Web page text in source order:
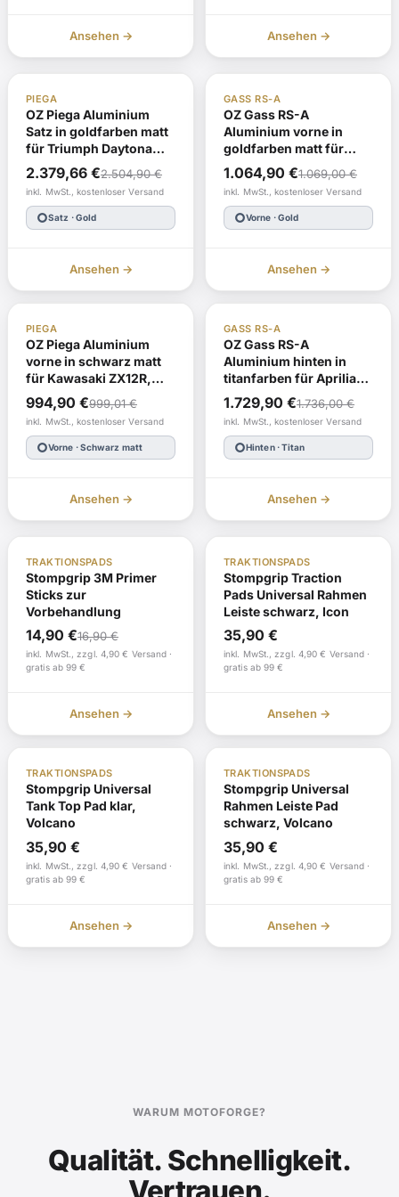
Ansehen → Ansehen →
JASO
PIEGA
OZ Piega Aluminium
Satz in goldfarben matt
für Triumph Daytona
675, D67LC, 2006-2012
und Street Triple R,
D67LD, 2007-2012
2.504,90€
2.379,66 €
inkl. MwSt., kostenloser Versand
trip_originSatz · Gold
Ansehen →
GASS RS-A
OZ Gass RS-A
Aluminium vorne in
goldfarben matt für
Kawasaki ZX6R Ninja,
2007-2021 und ZX10R
Ninja, 2006-2015
1.069,00€
Ursprünglicher
Preis
war:
1.069,00 €
1.064,90 €
Aktueller
Preis
ist:
1.064,90 €.
inkl. MwSt., kostenloser Versand
trip_originVorne · Gold
Ansehen →
PIEGA
OZ Piega Aluminium
vorne in schwarz matt
für Kawasaki ZX12R,
ZXT20A, 2000-2006
999,01€
Ursprünglicher
Preis
war:
999,01 €
994,90 €
Aktueller
Preis
ist:
994,90 €.
inkl. MwSt., kostenloser Versand
trip_originVorne · Schwarz matt
Ansehen →
GASS RS-A
OZ Gass RS-A
Aluminium hinten in
titanfarben für Aprilia
RSV1000(R) (Factory),
2001-2009 und Tuono
1000 R, 2006-2011
1.736,00€
Ursprünglicher
Preis
war:
1.736,00 €
1.729,90 €
Aktueller
Preis
ist:
1.729,90 €.
inkl. MwSt., kostenloser Versand
trip_originHinten · Titan
Ansehen →
TRAKTIONSPADS
Stompgrip 3M Primer
Sticks zur
Vorbehandlung
16,90€
Ursprünglicher
Preis
war:
14,90 €
Aktueller
Preis
ist:
inkl. MwSt., zzgl. 4,90 € Versand ·
gratis ab 99 €
Ansehen →
TRAKTIONSPADS
Stompgrip Traction
Pads Universal Rahmen
Leiste schwarz, Icon
35,90 €
inkl. MwSt., zzgl. 4,90 € Versand ·
gratis ab 99 €
Ansehen →
TRAKTIONSPADS
Stompgrip Universal
Tank Top Pad klar,
Volcano
35,90 €
inkl. MwSt., zzgl. 4,90 € Versand ·
gratis ab 99 €
Ansehen →
TRAKTIONSPADS
Stompgrip Universal
Rahmen Leiste Pad
schwarz, Volcano
35,90 €
inkl. MwSt., zzgl. 4,90 € Versand ·
gratis ab 99 €
Ansehen →
WARUM MOTOFORGE?
Qualität. Schnelligkeit.